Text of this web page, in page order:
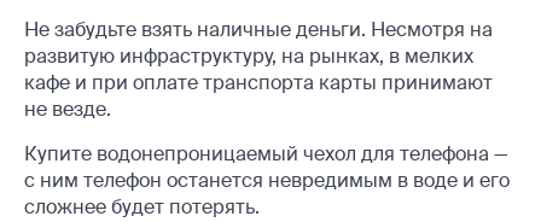
Не забудьте взять наличные деньги. Несмотря на
развитую инфраструктуру, на рынках, в мелких
кафе и при оплате транспорта карты принимают
не везде.
Купите водонепроницаемый чехол для телефона —
с ним телефон останется невредимым в воде и его
сложнее будет потерять.